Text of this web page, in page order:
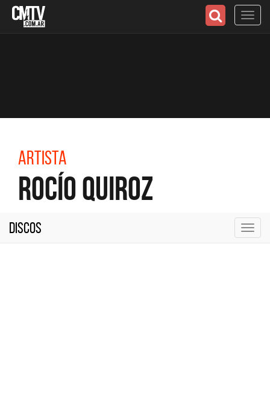
Artista
Rocío Quiroz
Discos